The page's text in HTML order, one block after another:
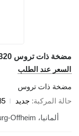
عند الطلب
ذات تروس
المركبة جديد
ألمانيا، Limburg-Offheim